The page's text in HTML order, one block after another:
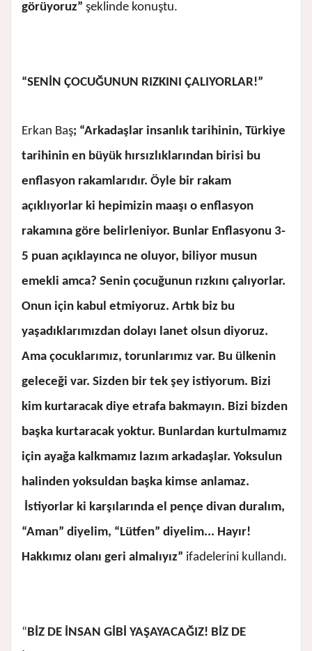
görüyoruz” şeklinde konuştu.
“SENİN ÇOCUĞUNUN RIZKINI ÇALIYORLAR!”
Erkan Baş; “Arkadaşlar insanlık tarihinin, Türkiye
tarihinin en büyük hırsızlıklarından birisi bu
enflasyon rakamlarıdır. Öyle bir rakam
açıklıyorlar ki hepimizin maaşı o enflasyon
rakamına göre belirleniyor. Bunlar Enflasyonu 3-
5 puan açıklayınca ne oluyor, biliyor musun
emekli amca? Senin çocuğunun rızkını çalıyorlar.
Onun için kabul etmiyoruz. Artık biz bu
yaşadıklarımızdan dolayı lanet olsun diyoruz.
Ama çocuklarımız, torunlarımız var. Bu ülkenin
geleceği var. Sizden bir tek şey istiyorum. Bizi
kim kurtaracak diye etrafa bakmayın. Bizi bizden
başka kurtaracak yoktur. Bunlardan kurtulmamız
için ayağa kalkmamız lazım arkadaşlar. Yoksulun
halinden yoksuldan başka kimse anlamaz.
İstiyorlar ki karşılarında el pençe divan duralım,
“Aman” diyelim, “Lütfen” diyelim... Hayır!
Hakkımız olanı geri almalıyız” ifadelerini kullandı.
“BİZ DE İNSAN GİBİ YAŞAYACAĞIZ! BİZ DE